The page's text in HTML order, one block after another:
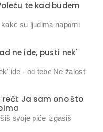
te kad budem
su ljudima naporni
ne ide, pusti nek'
ide - od tebe Ne žalosti
Ja sam ono što
svoje piće izgasiš